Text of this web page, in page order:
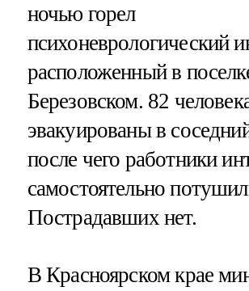
ночью горел
психоневрологический
расположенный в
Березовском. 82
эвакуированы в
после чего работники
самостоятельно
Пострадавших нет.
В Красноярском крае